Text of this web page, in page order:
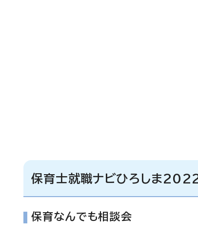
保育士就職ナビひろしま2022
保育なんでも相談会